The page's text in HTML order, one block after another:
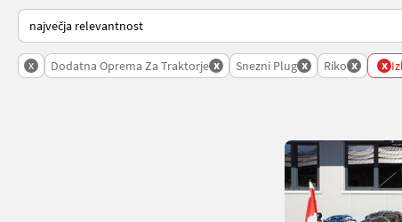
Tako je razvrščeno na Landwirt.com
x Dodatna Oprema Za Traktorje x Snezni Plug x Riko x x